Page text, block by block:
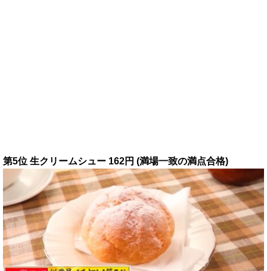
第5位 生クリームシュー 162円 (満場一致の満点合格)